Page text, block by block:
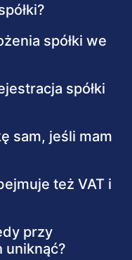
spółki we
spółki
sam, jeśli mam
też VAT i
przy
uniknąć?